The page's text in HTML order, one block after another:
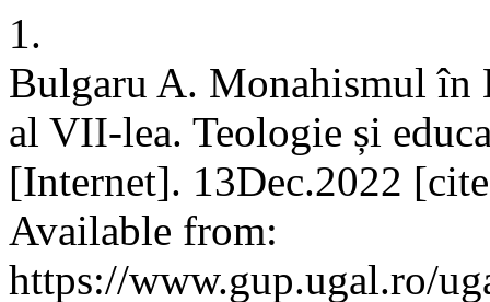
1.
Bulgaru A. Monahismul în
al VII-lea. Teologie și
[Internet]. 13Dec.2022
Available from:
https://www.gup.ugal.ro/